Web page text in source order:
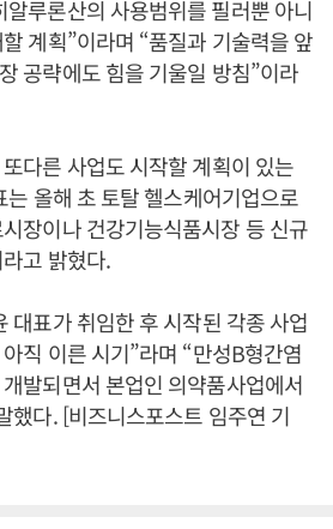
루론산의 사용범위를 필러뿐 아니
계획”이라며 “품질과 기술력을 앞
공략에도 힘을 기울일 방침”이라
다른 사업도 시작할 계획이 있는
올해 초 토탈 헬스케어기업으로
장이나 건강기능식품시장 등 신규
고 밝혔다.
대표가 취임한 후 시작된 각종 사업
직 이른 시기”라며 “만성B형간염
발되면서 본업인 의약품사업에서
했다. [비즈니스포스트 임주연 기